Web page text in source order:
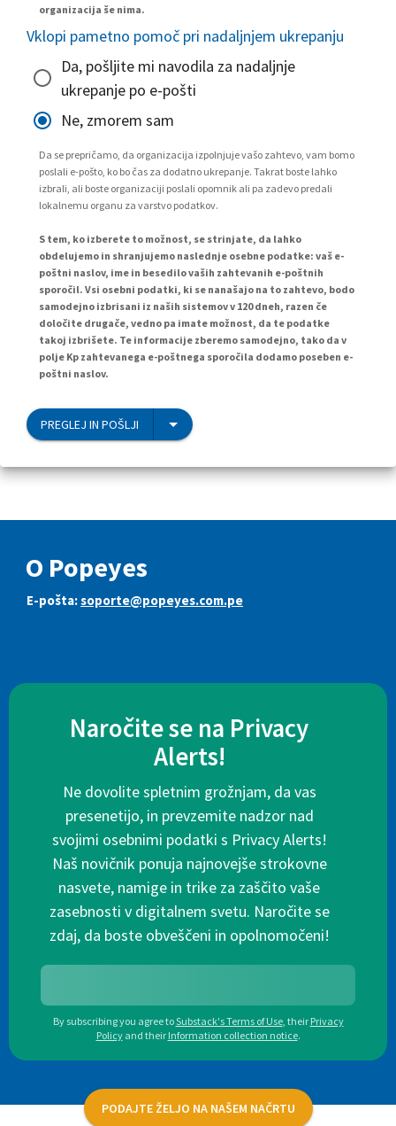
organizacija še nima.
Vklopi pametno pomoč pri nadaljnjem ukrepanju
Da, pošljite mi navodila za nadaljnje
ukrepanje po e-pošti
Ne, zmorem sam
Da se prepričamo, da organizacija izpolnjuje vašo zahtevo, vam bomo
poslali e-pošto, ko bo čas za dodatno ukrepanje. Takrat boste lahko
izbrali, ali boste organizaciji poslali opomnik ali pa zadevo predali
lokalnemu organu za varstvo podatkov.
S tem, ko izberete to možnost, se strinjate, da lahko
obdelujemo in shranjujemo naslednje osebne podatke: vaš e-
poštni naslov, ime in besedilo vaših zahtevanih e-poštnih
sporočil. Vsi osebni podatki, ki se nanašajo na to zahtevo, bodo
samodejno izbrisani iz naših sistemov v 120 dneh, razen če
določite drugače, vedno pa imate možnost, da te podatke
takoj izbrišete. Te informacije zberemo samodejno, tako da v
polje Kp zahtevanega e-poštnega sporočila dodamo poseben e-
poštni naslov.
PREGLEJ IN POŠLJI
O Popeyes
E-pošta:soporte@popeyes.com.pe
Naročite se na Privacy
Alerts!
Ne dovolite spletnim grožnjam, da vas
presenetijo, in prevzemite nadzor nad
svojimi osebnimi podatki s Privacy Alerts!
Naš novičnik ponuja najnovejše strokovne
nasvete, namige in trike za zaščito vaše
zasebnosti v digitalnem svetu. Naročite se
zdaj, da boste obveščeni in opolnomočeni!
By subscribing you agree toSubstack's Terms of Use, their Privacy
Policy and their Information collection notice.
PODAJTE ŽELJO NA NAŠEM NAČRTU